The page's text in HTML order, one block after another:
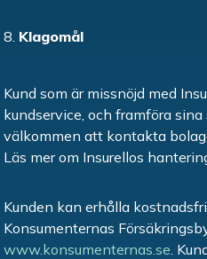
Klagomål
Kund som är missnöjd med
kundservice, och framföra
välkommen att kontakta
Läs mer om Insurellos
Kunden kan erhålla
Konsumenternas
www.konsumenternas.se.